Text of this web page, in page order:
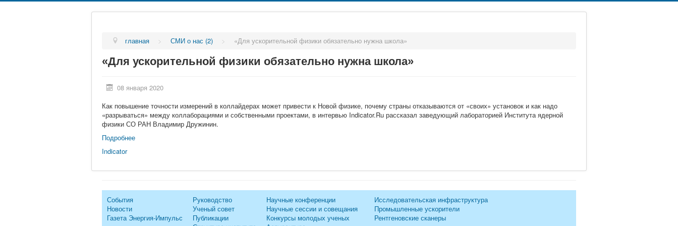
главная > СМИ о нас (2) > «Для ускорительной физики обязательно нужна школа»
«Для ускорительной физики обязательно нужна школа»
08 января 2020
Как повышение точности измерений в коллайдерах может привести к Новой физике, почему страны отказываются от «своих» установок и как надо
«разрываться» между коллаборациями и собственными проектами, в интервью Indicator.Ru рассказал заведующий лабораторией Института ядерной
физики СО РАН Владимир Дружинин.
Подробнее
Indicator
События
Новости
Газета Энергия-Импульс
Руководство
Ученый совет
Публикации
Научные конференции
Научные сессии и совещания
Конкурсы молодых ученых
Исследовательская инфраструктура
Промышленные ускорители
Рентгеновские сканеры